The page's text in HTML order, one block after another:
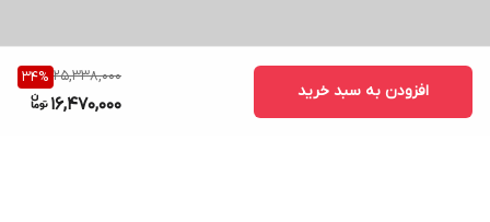
25,338,000
34%
16,470,000
افزودن به سبد خرید